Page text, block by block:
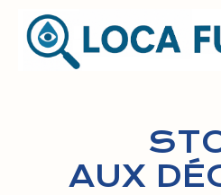
au
AUX